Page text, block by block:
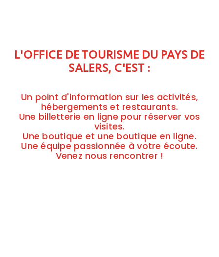
L'OFFICE DE TOURISME DU PAYS DE
SALERS, C'EST :
Un point d'information sur les activités,
hébergements et restaurants.
Une billetterie en ligne pour réserver vos
visites.
Une boutique et une boutique en ligne.
Une équipe passionnée à votre écoute.
Venez nous rencontrer !